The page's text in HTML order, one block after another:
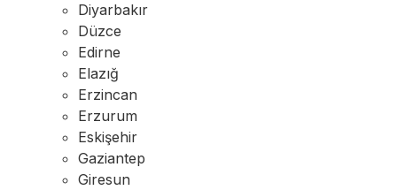
Diyarbakır
Düzce
Edirne
Elazığ
Erzincan
Erzurum
Eskişehir
Gaziantep
Giresun